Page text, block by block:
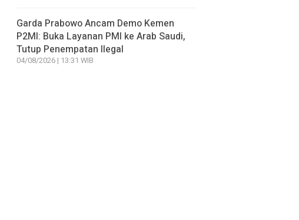
Garda Prabowo Ancam Demo Kemen
P2MI: Buka Layanan PMI ke Arab Saudi,
Tutup Penempatan Ilegal
04/08/2026 | 13:31 WIB